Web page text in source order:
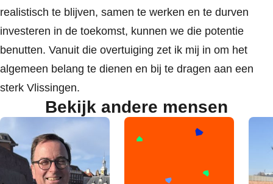
realistisch te blijven, samen te werken en te durven
investeren in de toekomst, kunnen we die potentie
benutten. Vanuit die overtuiging zet ik mij in om het
algemeen belang te dienen en bij te dragen aan een
sterk Vlissingen.
Bekijk andere mensen